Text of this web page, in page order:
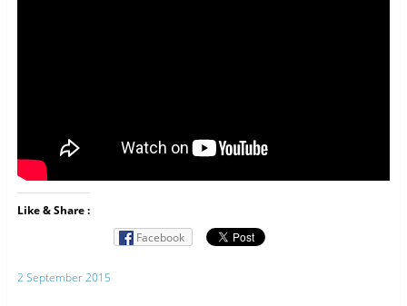
Like & Share :
Facebook
2 September 2015